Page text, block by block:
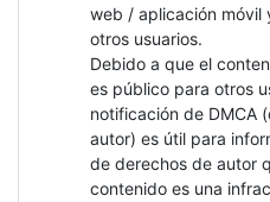
web / aplicación móvil
otros usuarios.
Debido a que el
es público para otros
notificación de DMCA
autor) es útil para
de derechos de autor
contenido es una